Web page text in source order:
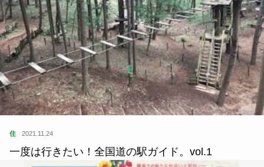
住 2021.11.24
一度は行きたい！全国道の駅ガイド。vol.1